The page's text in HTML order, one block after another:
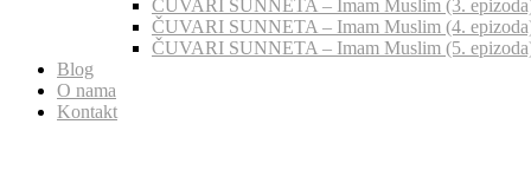
ČUVARI SUNNETA – Imam Muslim (3.
ČUVARI SUNNETA – Imam Muslim (4.
ČUVARI SUNNETA – Imam Muslim (5.
Blog
O nama
Kontakt